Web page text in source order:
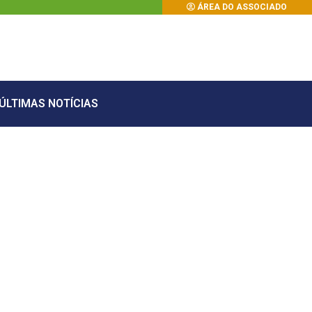
ÁREA DO ASSOCIADO
NOTÍCIAS